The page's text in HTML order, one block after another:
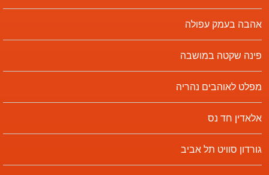
אהבה בעמק עפולה
פינה שקטה במושבה
מפלט לאוהבים נהריה
אלאדין חד נס
גורדון סוויט תל אביב